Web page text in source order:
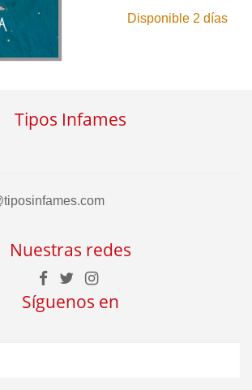
Disponible 2 días
Tipos Infames
Nuestras redes
Síguenos en